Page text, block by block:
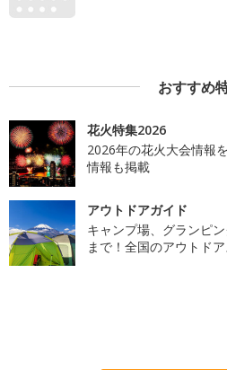
おすすめ
花火特集2026
2026年の花火大会情報
情報も掲載
アウトドアガイド
キャンプ場、グランピ
まで！全国のアウトド